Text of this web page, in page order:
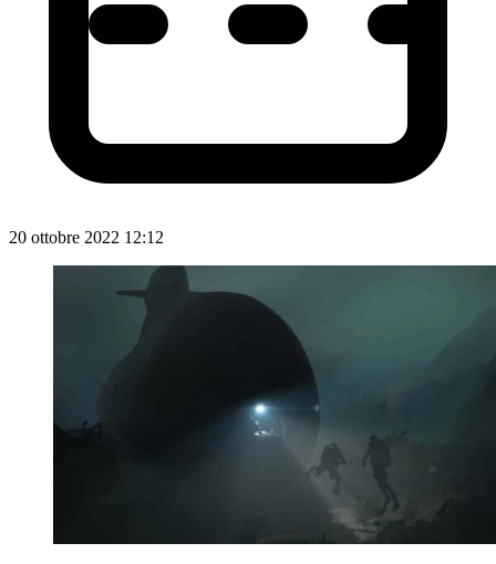
20 ottobre 2022 12:12